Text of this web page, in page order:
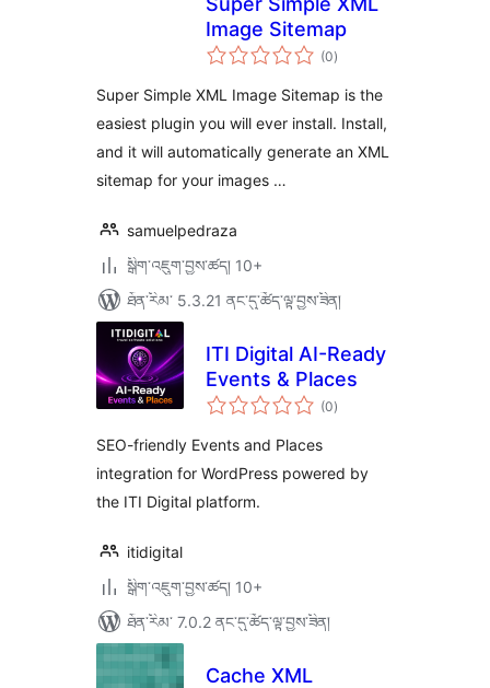
Image Sitemap
(0གདེང་
འཇོག་
ཚང་།
)
Super Simple XML Image Sitemap is the
easiest plugin you will ever install. Install,
and it will automatically generate an XML
sitemap for your images …
samuelpedraza
སྒྲིག་འཇུག་བྱས་ཚད། 10+
ཐོན་རིམ་ 5.3.21 ནང་དུ་ཚོད་ལྟ་བྱས་ཟིན།
ITI Digital AI-Ready
Events & Places
(0གདེང་
འཇོག་
)
SEO-friendly Events and Places
integration for WordPress powered by
the ITI Digital platform.
itidigital
སྒྲིག་འཇུག་བྱས་ཚད། 10+
ཐོན་རིམ་ 7.0.2 ནང་དུ་ཚོད་ལྟ་བྱས་ཟིན།
Cache XML